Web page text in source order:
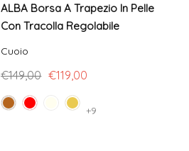
ALBA Borsa A Trapezio In Pelle
Con Tracolla Regolabile
Cuoio
€149,00 €119,00
+9